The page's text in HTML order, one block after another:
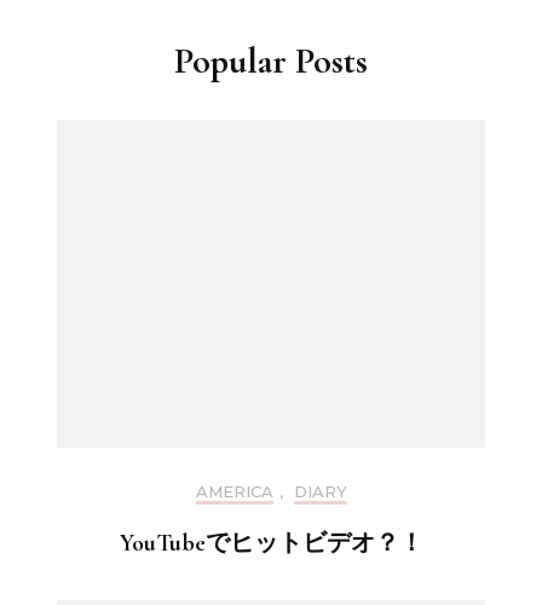
Popular Posts
AMERICA , DIARY
YouTubeでヒットビデオ？！